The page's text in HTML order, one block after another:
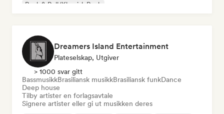
Rock & Roll/Klassisk Rock
Dreamers Island Entertainment
Plateselskap, Utgiver
> 1000 svar gitt
BassmusikkBrasiliansk musikkBrasiliansk funkDance
Deep house
Tilby artister en forlagsavtale
Signere artister eller gi ut musikken deres